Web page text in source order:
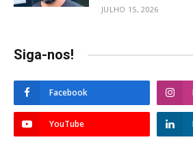
JULHO 15, 2026
Siga-nos!
Facebook
YouTube